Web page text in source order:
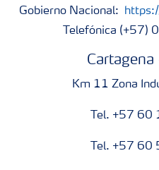
Gobierno Nacional:
Telefónica
Km 11 Zona
Tel. +57
Tel. +57